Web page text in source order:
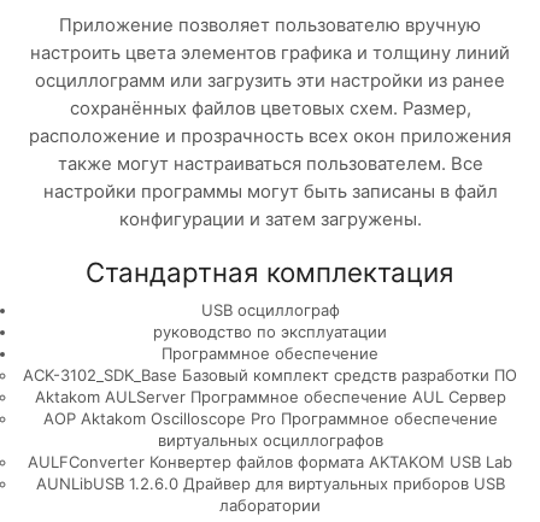
Приложение позволяет пользователю вручную
настроить цвета элементов графика и толщину линий
осциллограмм или загрузить эти настройки из ранее
сохранённых файлов цветовых схем. Размер,
расположение и прозрачность всех окон приложения
также могут настраиваться пользователем. Все
настройки программы могут быть записаны в файл
конфигурации и затем загружены.
Стандартная комплектация
USB осциллограф
руководство по эксплуатации
Программное обеспечение
ACK-3102_SDK_Base Базовый комплект средств разработки ПО
Aktakom AULServer Программное обеспечение AUL Сервер
AOP Aktakom Oscilloscope Pro Программное обеспечение
виртуальных осциллографов
AULFConverter Конвертер файлов формата AKTAKOM USB Lab
AUNLibUSB 1.2.6.0 Драйвер для виртуальных приборов USB
лаборатории